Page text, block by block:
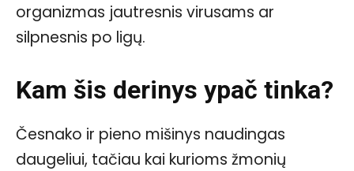
organizmas jautresnis virusams ar
silpnesnis po ligų.
Kam šis derinys ypač tinka?
Česnako ir pieno mišinys naudingas
daugeliui, tačiau kai kurioms žmonių